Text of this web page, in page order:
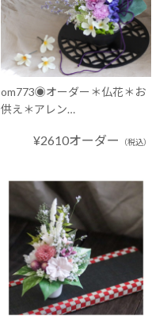
om773◉オーダー＊仏花＊お
供え＊アレン…
¥2610オーダー （税込）